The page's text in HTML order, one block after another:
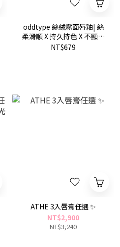
oddtype 絲絨霧面唇釉| 絲
柔滑順 X 持久持色 X 不顯唇
紋
NT$679
ATHE 3入唇膏任選 ✨
NT$2,900
NT$3,240